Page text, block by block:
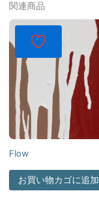
関連商品
Flow
お買い物カゴに追加